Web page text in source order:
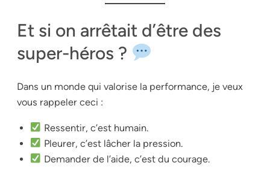
Et si on arrêtait d’être des
super-héros ?
Dans un monde qui valorise la performance, je veux
vous rappeler ceci :
Ressentir, c’est humain.
Pleurer, c’est lâcher la pression.
Demander de l’aide, c’est du courage.